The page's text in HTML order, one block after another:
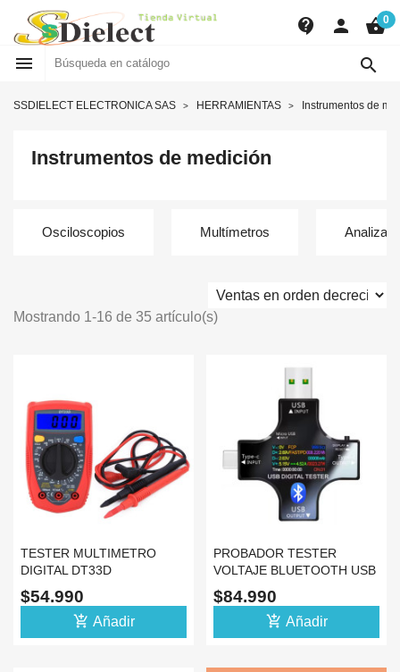
contact_support person shopping_basket0
 
SSDIELECT ELECTRONICA SAS HERRAMIENTAS Instrumentos de
Instrumentos de medición
Osciloscopios Multímetros
Mostrando 1-16 de 35 artículo(s)
TESTER MULTIMETRO
DIGITAL DT33D
$54.990
add_shopping_cart Añadir
PROBADOR TESTER
VOLTAJE BLUETOOTH USB
MEDIDOR 12 EN 1
$84.990
add_shopping_cart Añadir